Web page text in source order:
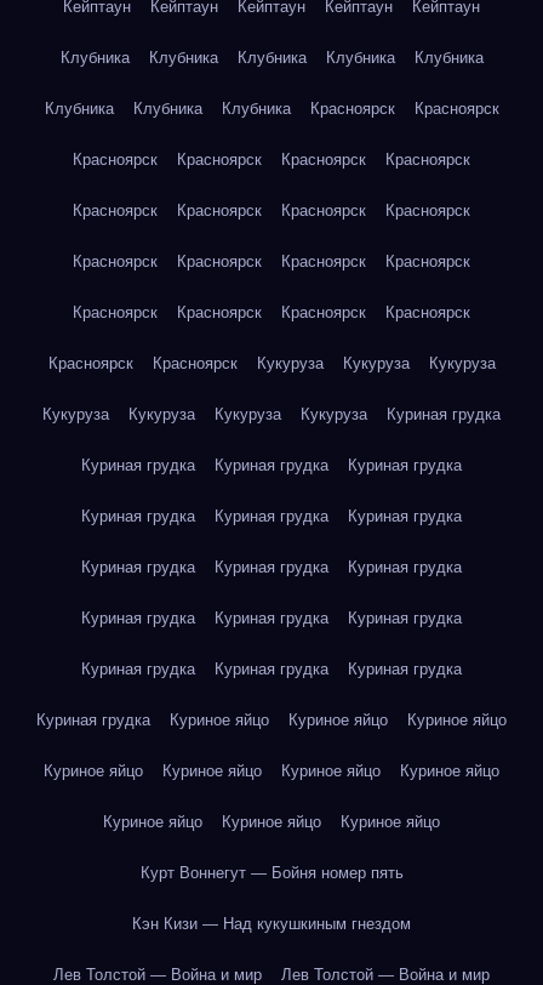
Кейптаун Кейптаун Кейптаун Кейптаун Кейптаун
Клубника Клубника Клубника Клубника Клубника
Клубника Клубника Клубника Красноярск Красноярск
Красноярск Красноярск Красноярск Красноярск
Красноярск Красноярск Красноярск Красноярск
Красноярск Красноярск Красноярск Красноярск
Красноярск Красноярск Красноярск Красноярск
Красноярск Красноярск Кукуруза Кукуруза Кукуруза
Кукуруза Кукуруза Кукуруза Кукуруза Куриная грудка
Куриная грудка Куриная грудка Куриная грудка
Куриная грудка Куриная грудка Куриная грудка
Куриная грудка Куриная грудка Куриная грудка
Куриная грудка Куриная грудка Куриная грудка
Куриная грудка Куриная грудка Куриная грудка
Куриная грудка Куриное яйцо Куриное яйцо Куриное яйцо
Куриное яйцо Куриное яйцо Куриное яйцо Куриное яйцо
Куриное яйцо Куриное яйцо Куриное яйцо
Курт Воннегут — Бойня номер пять
Кэн Кизи — Над кукушкиным гнездом
Лев Толстой — Война и мир Лев Толстой — Война и мир